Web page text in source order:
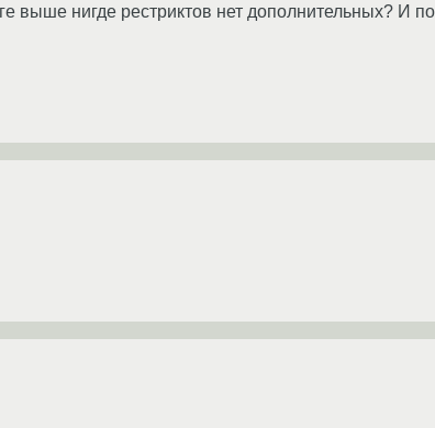
выше нигде рестриктов нет дополнительных? И